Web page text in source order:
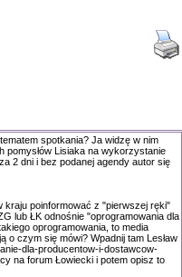
spotkania? Ja widzę w nim
pomysłów Lisiaka na wykorzystanie
2 dni i bez podanej agendy autor się
kraju poinformować z "pierwszej ręki"
lub ŁK odnośnie "oprogramowania dla
oprogramowania, to media
o czym się mówi? Wpadnij tam Lesław
dla-producentow-i-dostawcow-
na forum Łowiecki i potem opisz to